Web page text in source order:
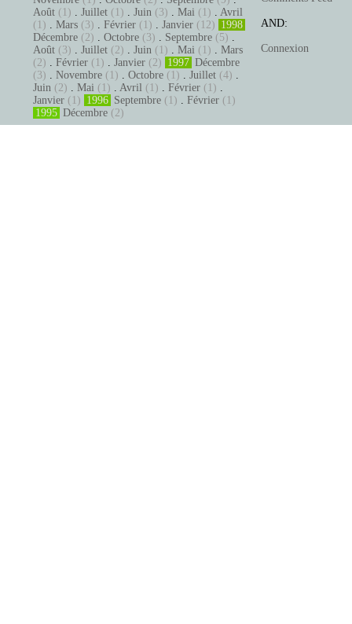
Août (1) . Juillet (1) . Juin (3) . Mai (1) . Avril
(1) . Mars (3) . Février (1) . Janvier (12) 1998
Décembre (2) . Octobre (3) . Septembre (5) .
Août (3) . Juillet (2) . Juin (1) . Mai (1) . Mars
(2) . Février (1) . Janvier (2) 1997 Décembre
(3) . Novembre (1) . Octobre (1) . Juillet (4) .
Juin (2) . Mai (1) . Avril (1) . Février (1) .
Janvier (1) 1996 Septembre (1) . Février (1)
1995 Décembre (2)
AND:
Connexion